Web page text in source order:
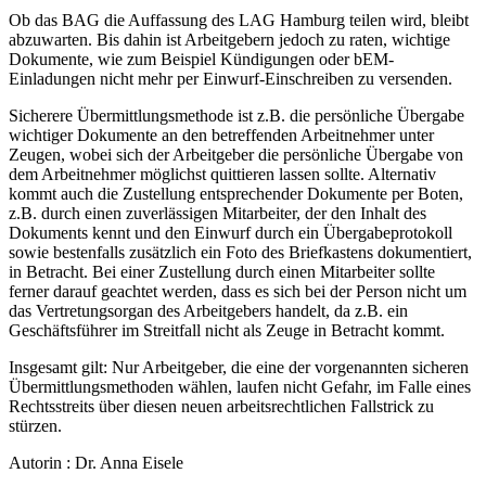
Ob das BAG die Auffassung des LAG Hamburg teilen wird, bleibt
abzuwarten. Bis dahin ist Arbeitgebern jedoch zu raten, wichtige
Dokumente, wie zum Beispiel Kündigungen oder bEM-
Einladungen nicht mehr per Einwurf-Einschreiben zu versenden.
Sicherere Übermittlungsmethode ist z.B. die persönliche Übergabe
wichtiger Dokumente an den betreffenden Arbeitnehmer unter
Zeugen, wobei sich der Arbeitgeber die persönliche Übergabe von
dem Arbeitnehmer möglichst quittieren lassen sollte. Alternativ
kommt auch die Zustellung entsprechender Dokumente per Boten,
z.B. durch einen zuverlässigen Mitarbeiter, der den Inhalt des
Dokuments kennt und den Einwurf durch ein Übergabeprotokoll
sowie bestenfalls zusätzlich ein Foto des Briefkastens dokumentiert,
in Betracht. Bei einer Zustellung durch einen Mitarbeiter sollte
ferner darauf geachtet werden, dass es sich bei der Person nicht um
das Vertretungsorgan des Arbeitgebers handelt, da z.B. ein
Geschäftsführer im Streitfall nicht als Zeuge in Betracht kommt.
Insgesamt gilt: Nur Arbeitgeber, die eine der vorgenannten sicheren
Übermittlungsmethoden wählen, laufen nicht Gefahr, im Falle eines
Rechtsstreits über diesen neuen arbeitsrechtlichen Fallstrick zu
stürzen.
Autorin : Dr. Anna Eisele